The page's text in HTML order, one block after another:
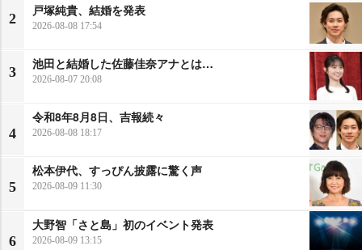
2
戸塚純貴、結婚を発表
2026-08-08 17:54
3
池田と結婚した佐藤佳奈アナとは…
2026-08-07 20:08
4
令和8年8月8日、吉報続々
2026-08-08 18:17
5
松本伊代、すっぴん披露に驚く声
2026-08-09 11:30
6
大野智「さと島」初のイベント発表
2026-08-09 13:15